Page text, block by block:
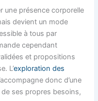
une présence corporelle
devient un mode
à tous par
cependant
et propositions
L’exploration des
donc d’une
de ses propres besoins,